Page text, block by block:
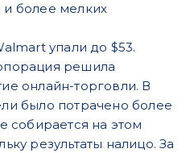
и более мелких
упали до $53.
решила
онлайн-торговли. В
было потрачено более
собирается на этом
результаты налицо. За